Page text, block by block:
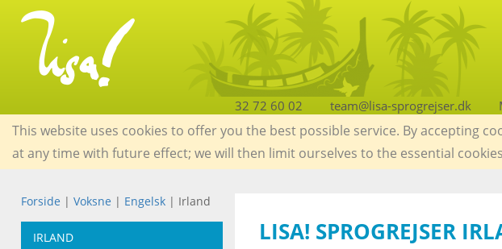
32 72 60 02 team@lisa-sprogrejser.dk
This website uses cookies to offer you the best possible service. By accepting
at any time with future effect; we will then limit ourselves to the essential
Forside | Voksne | Engelsk| Irland
IRLAND LISA! SPROGREJSER